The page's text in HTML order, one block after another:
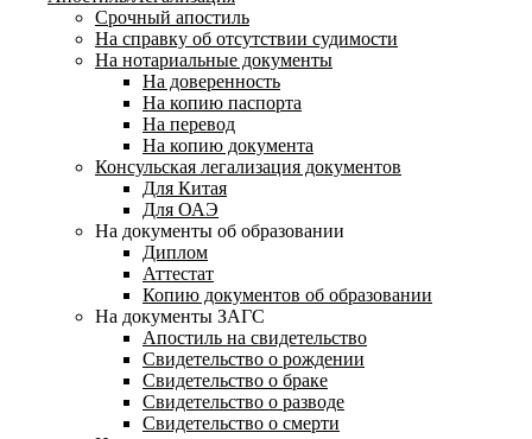
Срочный апостиль
На справку об отсутствии судимости
На нотариальные документы
На доверенность
На копию паспорта
На перевод
На копию документа
Консульская легализация документов
Для Китая
Для ОАЭ
На документы об образовании
Диплом
Аттестат
Копию документов об образовании
На документы ЗАГС
Апостиль на свидетельство
Свидетельство о рождении
Свидетельство о браке
Свидетельство о разводе
Свидетельство о смерти